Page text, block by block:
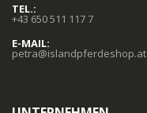
TEL.:
+43 650 511 117 7
E-MAIL:
petra@islandpferdeshop.at